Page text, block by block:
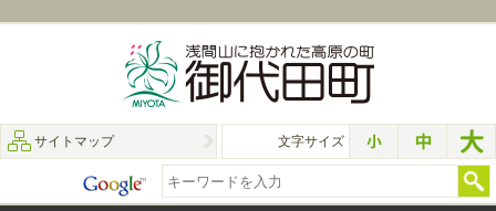
サイトマップ 文字サイズ